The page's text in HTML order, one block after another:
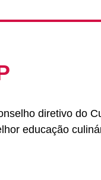
diretivo do
educação